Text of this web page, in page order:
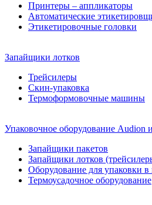
Принтеры – аппликаторы
Автоматические
Этикетировочные головки
Запайщики лотков
Трейсилеры
Скин-упаковка
Термоформовочные машины
Упаковочное оборудование Audion
Запайщики пакетов
Запайщики лотков
Оборудование для упаковки в
Термоусадочное оборудование